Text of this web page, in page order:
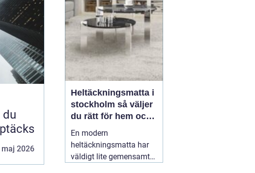
maj 2026
konstruktionsfel eller
andra brister som...
Heltäckningsmatta i
stockholm så väljer
du rätt för hem och
kontor
En modern
heltäckningsmatta har
väldigt lite gemensamt